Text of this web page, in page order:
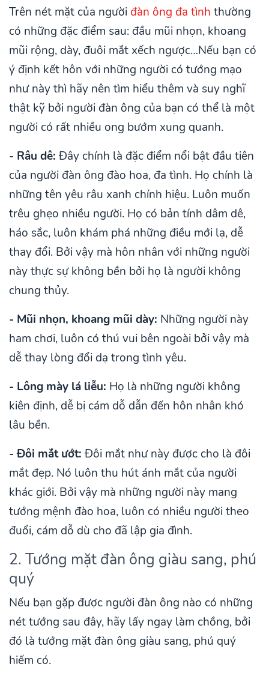
Trên nét mặt của người đàn ông đa tình thường
có những đặc điểm sau: đầu mũi nhọn, khoang
mũi rộng, dày, đuôi mắt xếch ngược…Nếu bạn có
ý định kết hôn với những người có tướng mạo
như này thì hãy nên tìm hiểu thêm và suy nghĩ
thật kỹ bởi người đàn ông của bạn có thể là một
người có rất nhiều ong bướm xung quanh.
- Râu dê: Đây chính là đặc điểm nổi bật đầu tiên
của người đàn ông đào hoa, đa tình. Họ chính là
những tên yêu râu xanh chính hiệu. Luôn muốn
trêu ghẹo nhiều người. Họ có bản tính dâm dê,
háo sắc, luôn khám phá những điều mới lạ, dễ
thay đổi. Bởi vậy mà hôn nhân với những người
này thực sự không bền bởi họ là người không
chung thủy.
- Mũi nhọn, khoang mũi dày: Những người này
ham chơi, luôn có thú vui bên ngoài bởi vậy mà
dễ thay lòng đổi dạ trong tình yêu.
- Lông mày lá liễu: Họ là những người không
kiên định, dễ bị cám dỗ dẫn đến hôn nhân khó
lâu bền.
- Đôi mắt ướt: Đôi mắt như này được cho là đôi
mắt đẹp. Nó luôn thu hút ánh mắt của người
khác giới. Bởi vậy mà những người này mang
tướng mệnh đào hoa, luôn có nhiều người theo
đuổi, cám dỗ dù cho đã lập gia đình.
2. Tướng mặt đàn ông giàu sang, phú
quý
Nếu bạn gặp được người đàn ông nào có những
nét tướng sau đây, hãy lấy ngay làm chồng, bởi
đó là tướng mặt đàn ông giàu sang, phú quý
hiếm có.